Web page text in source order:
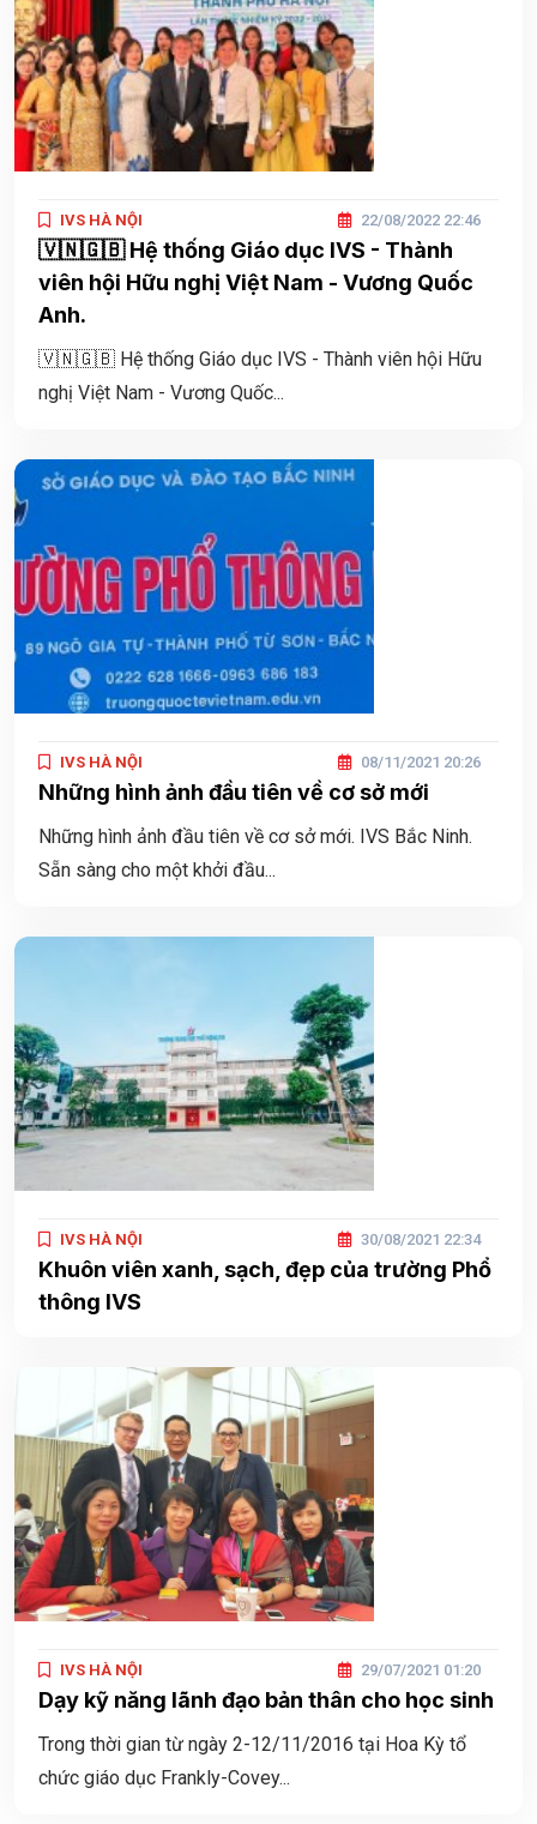
IVS HÀ NỘI 22/08/2022 22:46
🇻🇳🇬🇧 Hệ thống Giáo dục IVS - Thành
viên hội Hữu nghị Việt Nam - Vương Quốc
Anh.
🇻🇳🇬🇧 Hệ thống Giáo dục IVS - Thành viên hội Hữu
nghị Việt Nam - Vương Quốc...
IVS HÀ NỘI 08/11/2021 20:26
Những hình ảnh đầu tiên về cơ sở mới
Những hình ảnh đầu tiên về cơ sở mới. IVS Bắc Ninh.
Sẵn sàng cho một khởi đầu...
IVS HÀ NỘI 30/08/2021 22:34
Khuôn viên xanh, sạch, đẹp của trường Phổ
thông IVS
IVS HÀ NỘI 29/07/2021 01:20
Dạy kỹ năng lãnh đạo bản thân cho học sinh
Trong thời gian từ ngày 2-12/11/2016 tại Hoa Kỳ tổ
chức giáo dục Frankly-Covey...